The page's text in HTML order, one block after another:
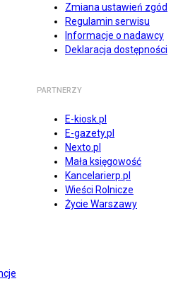
Zmiana ustawień zgód
Regulamin serwisu
Informacje o nadawcy
Deklaracja dostępności
PARTNERZY
E-kiosk.pl
E-gazety.pl
Nexto.pl
Mała księgowość
Kancelarierp.pl
Wieści Rolnicze
Życie Warszawy